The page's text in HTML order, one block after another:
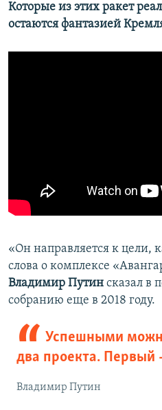
Которые из этих ракет
остаются фантазией
«Он направляется к цели,
слова о комплексе
Владимир Путин сказал в
собранию еще в 2018 году.
Успешными
два проекта. Первый
Владимир Путин